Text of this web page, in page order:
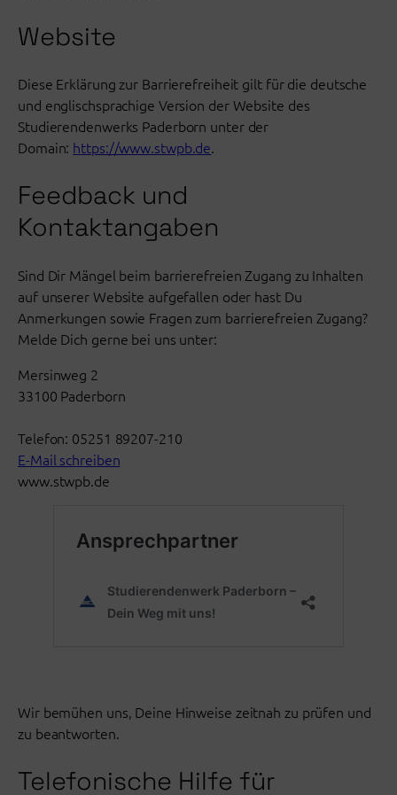
Website
Diese Erklärung zur Barrierefreiheit gilt für die deutsche
und englischsprachige Version der Website des
Studierendenwerks Paderborn unter der
Domain: https://www.stwpb.de.
Feedback und
Kontaktangaben
Sind Dir Mängel beim barrierefreien Zugang zu Inhalten
auf unserer Website aufgefallen oder hast Du
Anmerkungen sowie Fragen zum barrierefreien Zugang?
Melde Dich gerne bei uns unter:
Mersinweg 2
33100 Paderborn
Telefon: 05251 89207-210
E-Mail schreiben
www.stwpb.de
Wir bemühen uns, Deine Hinweise zeitnah zu prüfen und
zu beantworten.
Telefonische Hilfe für